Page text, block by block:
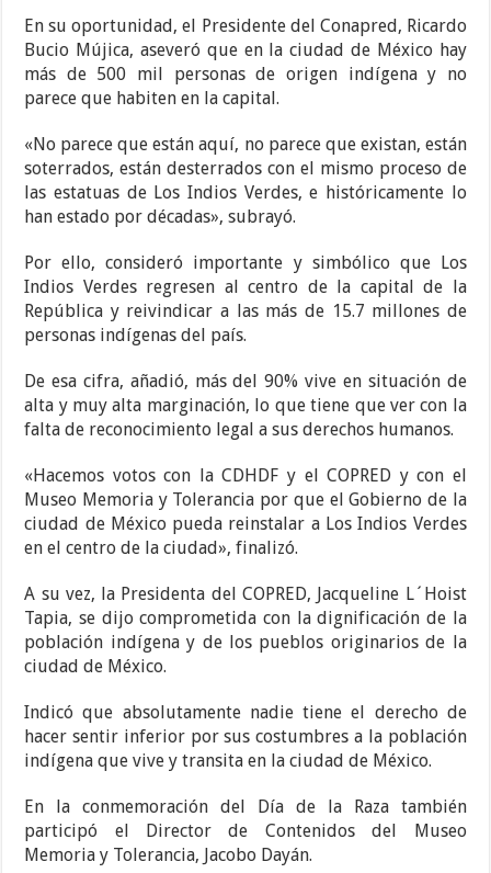
En su oportunidad, el Presidente del Conapred, Ricardo
Bucio Mújica, aseveró que en la ciudad de México hay
más de 500 mil personas de origen indígena y no
parece que habiten en la capital.
«No parece que están aquí, no parece que existan, están
soterrados, están desterrados con el mismo proceso de
las estatuas de Los Indios Verdes, e históricamente lo
han estado por décadas», subrayó.
Por ello, consideró importante y simbólico que Los
Indios Verdes regresen al centro de la capital de la
República y reivindicar a las más de 15.7 millones de
personas indígenas del país.
De esa cifra, añadió, más del 90% vive en situación de
alta y muy alta marginación, lo que tiene que ver con la
falta de reconocimiento legal a sus derechos humanos.
«Hacemos votos con la CDHDF y el COPRED y con el
Museo Memoria y Tolerancia por que el Gobierno de la
ciudad de México pueda reinstalar a Los Indios Verdes
en el centro de la ciudad», finalizó.
A su vez, la Presidenta del COPRED, Jacqueline L´Hoist
Tapia, se dijo comprometida con la dignificación de la
población indígena y de los pueblos originarios de la
ciudad de México.
Indicó que absolutamente nadie tiene el derecho de
hacer sentir inferior por sus costumbres a la población
indígena que vive y transita en la ciudad de México.
En la conmemoración del Día de la Raza también
participó el Director de Contenidos del Museo
Memoria y Tolerancia, Jacobo Dayán.